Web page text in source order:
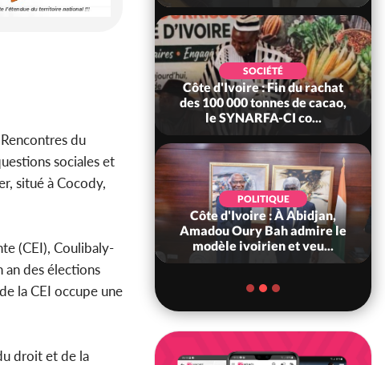
du
sociales et
situé à Cocody,
(CEI), Coulibaly-
an des élections
la CEI occupe une
droit et de la
POLITIQUE
prome...
SOCIÉTÉ
Côte d'Ivoire : Fin du rachat
des 100 000 tonnes de cacao,
le SYNARFA-CI co...
POLITIQUE
Côte d'Ivoire : À Abidjan,
Amadou Oury Bah admire le
modèle ivoirien et veu...